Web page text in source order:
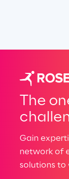
The
Gain
network of
solutions to